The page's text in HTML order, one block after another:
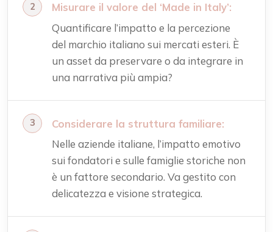
Misurare il valore del ‘Made in Italy’:
Quantificare l’impatto e la percezione
del marchio italiano sui mercati esteri. È
un asset da preservare o da integrare in
una narrativa più ampia?
Considerare la struttura familiare:
Nelle aziende italiane, l’impatto emotivo
sui fondatori e sulle famiglie storiche non
è un fattore secondario. Va gestito con
delicatezza e visione strategica.